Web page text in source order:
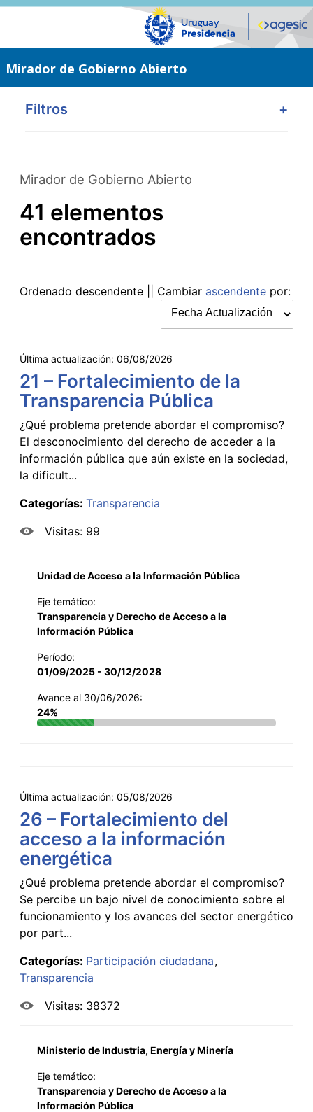
Saltar
Mirador de Gobierno Abierto
Filtros +
Mirador de Gobierno Abierto
41 elementos
encontrados
Ordenado descendente || Cambiar ascendente por:
Última actualización: 06/08/2026
21 – Fortalecimiento de la
Transparencia Pública
¿Qué problema pretende abordar el compromiso?
El desconocimiento del derecho de acceder a la
información pública que aún existe en la sociedad,
la dificult...
Categorías: Transparencia
Visitas: 99
Unidad de Acceso a la Información Pública
Eje temático:
Transparencia y Derecho de Acceso a la
Información Pública
Período:
01/09/2025 - 30/12/2028
Avance al 30/06/2026:
24%
Última actualización: 05/08/2026
26 – Fortalecimiento del
acceso a la información
energética
¿Qué problema pretende abordar el compromiso?
Se percibe un bajo nivel de conocimiento sobre el
funcionamiento y los avances del sector energético
por part...
Categorías: Participación ciudadana
Transparencia
Visitas: 38372
Ministerio de Industria, Energía y Minería
Eje temático:
Transparencia y Derecho de Acceso a la
Información Pública